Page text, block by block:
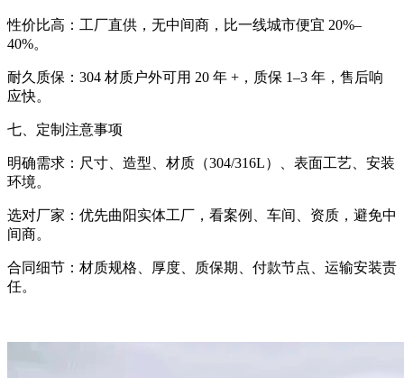
性价比高：工厂直供，无中间商，比一线城市便宜 20%–
40%。
耐久质保：304 材质户外可用 20 年 +，质保 1–3 年，售后响
应快。
七、定制注意事项
明确需求：尺寸、造型、材质（304/316L）、表面工艺、安装
环境。
选对厂家：优先曲阳实体工厂，看案例、车间、资质，避免中
间商。
合同细节：材质规格、厚度、质保期、付款节点、运输安装责
任。